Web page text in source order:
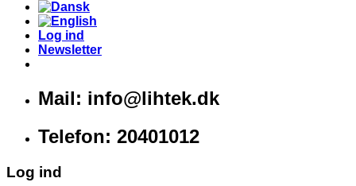
Log ind
Newsletter
Mail: info@lihtek.dk
Telefon: 20401012
Log ind